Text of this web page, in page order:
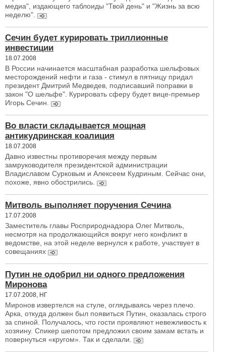
медиа", издающего таблоиды "Твой день" и "Жизнь за всю
неделю".
Сечин будет курировать триллионные
инвестиции
18.07.2008
В России начинается масштабная разработка шельфовых
месторождений нефти и газа - стимул в пятницу придал
президент Дмитрий Медведев, подписавший поправки в
закон "О шельфе". Курировать сферу будет вице-премьер
Игорь Сечин.
Во власти складывается мощная
антикудринская коалиция
18.07.2008
Давно известны противоречия между первым
замруководителя президентской администрации
Владиславом Сурковым и Алексеем Кудриным. Сейчас они,
похоже, явно обострились.
Митволь выполняет поручения Сечина
17.07.2008
Заместитель главы Росприроднадзора Олег Митволь,
несмотря на продолжающийся вокруг него конфликт в
ведомстве, на этой неделе вернулся к работе, участвует в
совещаниях
Путин не одобрил ни одного предложения
Миронова
17.07.2008, НГ
Миронов извертелся на стуле, оглядываясь через плечо.
Арка, откуда должен был появиться Путин, оказалась строго
за спиной. Получалось, что гости проявляют невежливость к
хозяину. Спикер шепотом предложил своим замам встать и
повернуться «кругом». Так и сделали.